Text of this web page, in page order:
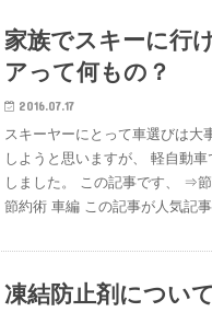
家族でスキーに行
アって何もの？
2016.07.17
スキーヤーにとって車選びは大
しようと思いますが、 軽自動
しました。 この記事です、 ⇒
節約術 車編 この記事が人気記
凍結防止剤につい